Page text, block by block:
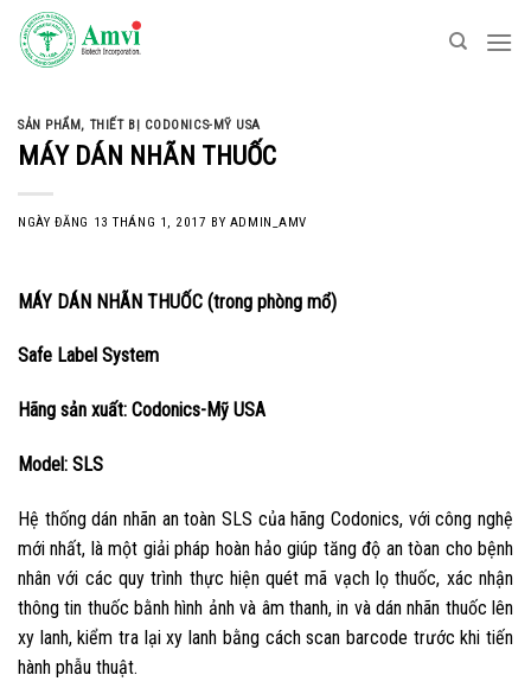
Skip
content
SẢN PHẨM, THIẾT BỊ CODONICS-MỸ USA
MÁY DÁN NHÃN THUỐC
NGÀY ĐĂNG 13 THÁNG 1, 2017 BY ADMIN_AMV
MÁY DÁN NHÃN THUỐC (trong phòng mổ)
Safe Label System
Hãng sản xuất: Codonics-Mỹ USA
Model: SLS
Hệ thống dán nhãn an toàn SLS của hãng Codonics, với công nghệ
mới nhất, là một giải pháp hoàn hảo giúp tăng độ an tòan cho bệnh
nhân với các quy trình thực hiện quét mã vạch lọ thuốc, xác nhận
thông tin thuốc bằnh hình ảnh và âm thanh, in và dán nhãn thuốc lên
xy lanh, kiểm tra lại xy lanh bằng cách scan barcode trước khi tiến
hành phẫu thuật.